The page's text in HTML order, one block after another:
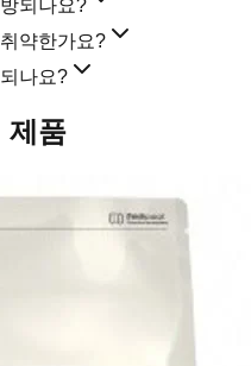
되나요?
약한가요?
나요?
제품